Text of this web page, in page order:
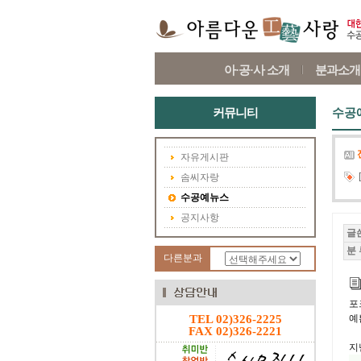
아·공·사 소개 분과소개
커뮤니티
자유게시판
솜씨자랑
수공예뉴스
공지사항
다른분과
TEL 02)326-2225
FAX 02)326-2221
수공
글
분
포
예
지